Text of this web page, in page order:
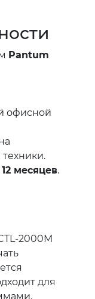
Pantum
офисной
12 месяцев.
2000M
для